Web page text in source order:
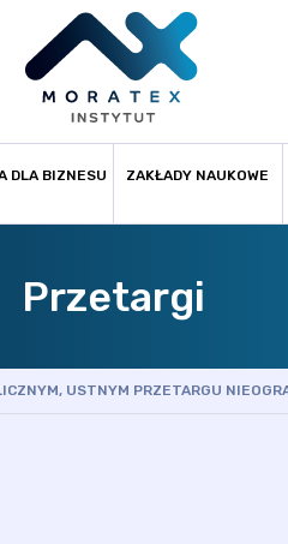
DLA BIZNESU ZAKŁADY NAUKOWE
Przetargi
USTNYM PRZETARGU